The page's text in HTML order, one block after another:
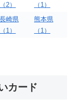
（2）
（1）
長崎県
（1）
熊本県
（1）
カード